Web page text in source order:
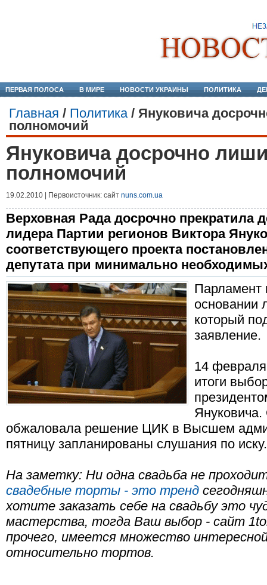
ПЕРВАЯ ПОЛОСА В МИРЕ НОВОСТИ УКРАИНЫ ПОЛИТИКА
Главная / Политика/ Януковича
полномочий
Януковича досрочно
полномочий
19.02.2010 | Первоисточник: сайт nuns.com.ua
Верховная Рада досрочно прекратила
лидера Партии регионов Виктора
соответствующего проекта
депутата при минимально
Парламент
основании
который
заявление.
14
итоги
обжаловала решение ЦИК в Высшем
пятницу запланированы слушания по иску.
На заметку: Ни одна свадьба не
свадебные торты - это тренд
хотите заказать себе на свадьбу это
мастерства, тогда Ваш выбор - сайт
прочего, имеется множество
относительно тортов.